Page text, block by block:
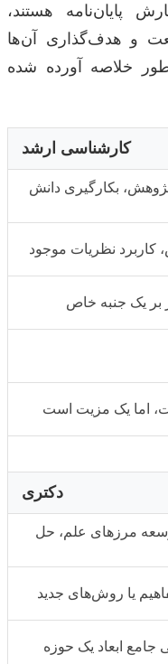
پایان‌نامه هستند،
و هدف‌گذاری آن‌ها
خلاصه آورده شده
کارشناسی ارشد
پژوهش، بکارگیری دانش
نظریات موجود
بر یک جنبه خاص
اما یک مزیت است
دکتری
مرزهای علم، حل
یا روش‌های جدید
جامع ابعاد یک حوزه